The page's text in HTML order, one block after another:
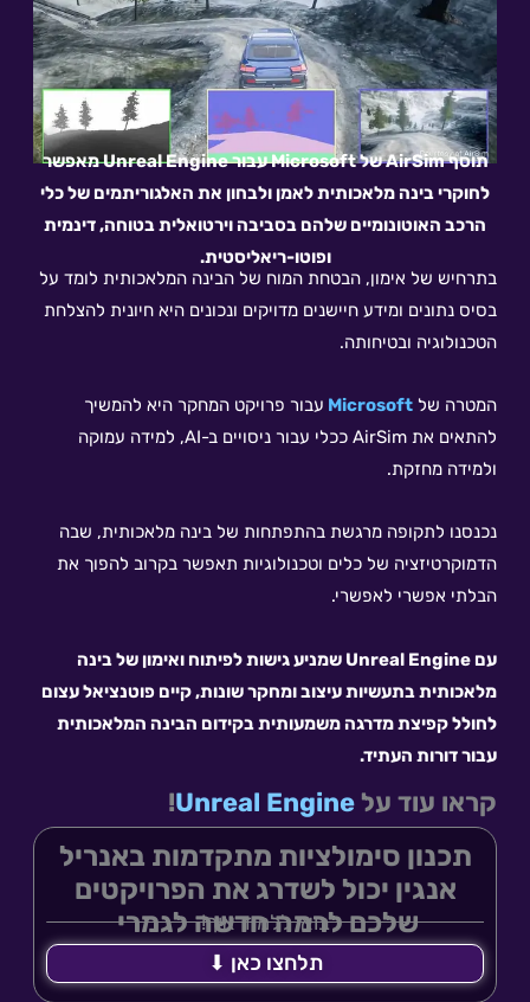
תוסף AirSim של Microsoft עבור Unreal Engine מאפשר
לחוקרי בינה מלאכותית לאמן ולבחון את האלגוריתמים של כלי
הרכב האוטונומיים שלהם בסביבה וירטואלית בטוחה, דינמית
ופוטו-ריאליסטית.
בתרחיש של אימון, הבטחת המוח של הבינה המלאכותית לומד על
בסיס נתונים ומידע חיישנים מדויקים ונכונים היא חיונית להצלחת
הטכנולוגיה ובטיחותה.
המטרה של Microsoft עבור פרויקט המחקר היא להמשיך
להתאים את AirSim ככלי עבור ניסויים ב-AI, למידה עמוקה
ולמידה מחזקת.
נכנסנו לתקופה מרגשת בהתפתחות של בינה מלאכותית, שבה
הדמוקרטיזציה של כלים וטכנולוגיות תאפשר בקרוב להפוך את
הבלתי אפשרי לאפשרי.
עם Unreal Engine שמניע גישות לפיתוח ואימון של בינה
מלאכותית בתעשיות עיצוב ומחקר שונות, קיים פוטנציאל עצום
לחולל קפיצת מדרגה משמעותית בקידום הבינה המלאכותית
עבור דורות העתיד.
קראו עוד על Unreal Engine
!
תכנון סימולציות מתקדמות באנריל
אנגין יכול לשדרג את הפרויקטים
שלכם לרמה חדשה לגמרי
בואו ללמוד איך!
תלחצו כאן ⬇